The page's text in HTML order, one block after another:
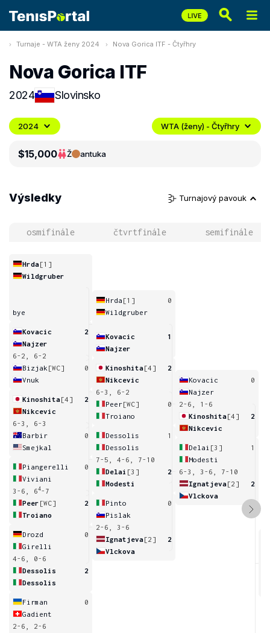
Turnaje - WTA ženy 2024 Nova Gorica ITF - Čtyřhry
Nova Gorica ITF
2024 Slovinsko
2024 WTA (ženy) - Čtyřhry
$15,000 Ž antuka
Výsledky Turnajový pavouk
osmifinále čtvrtfinále semifinále
Hrda[1]
Wildgruber
bye
Kovacic
2
Najzer
6-2, 6-2
Bizjak [WC]
0
Vnuk
Kinoshita[4]
2
Nikcevic
6-3, 6-3
Barbir
0
Smejkal
Piangerelli
0
Viviani
3-6, 64-7
Peer [WC]
2
Troiano
Drozd
0
Girelli
4-6, 0-6
Dessolis
2
Dessolis
Firman
0
Gadient
2-6, 2-6
Hrda [1]
0
Wildgruber
Kovacic
1
Najzer
Kinoshita[4]
2
Nikcevic
6-3, 6-2
Peer[WC]
0
Troiano
Dessolis
1
Dessolis
7-5, 4-6, 7-10
Delai [3]
2
Modesti
Pinto
0
Pislak
2-6, 3-6
Ignatjeva[2]
2
Vlckova
Kovacic
0
Najzer
2-6, 1-6
Kinoshita[4]
2
Nikcevic
Delai [3]
1
Modesti
6-3, 3-6, 7-10
Ignatjeva[2]
2
Vlckova